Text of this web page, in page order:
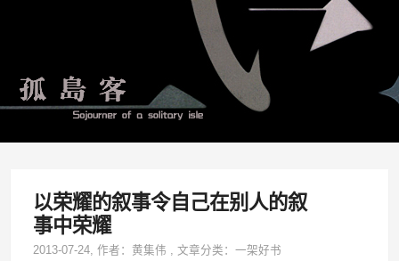
以荣耀的叙事令自己在别人的叙
事中荣耀
2013-07-24, 作者：黄集伟 ,文章分类：一架好书